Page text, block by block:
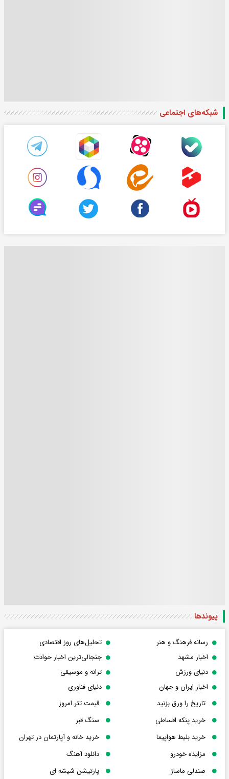
شبکه‌های اجتماعی
پیوندها
رسانه فرهنگ و هنر
تحلیل‌های روز اقتصادی
اخبار مشهد
جنجالی‌ترین اخبار حوادث
دنیای ورزش
ترانه و موسیقی
اخبار ایران و جهان
دنیای فناوری
تاریخ را ورق بزنید
قیمت تتر امروز
خرید پنکه اقساطی
سنگ قبر
خرید بلیط هواپیما
خرید خانه و آپارتمان در تهران
مزایده خودرو
دانلود آهنگ
صندلی ماساژ
پارتیشن شیشه ای